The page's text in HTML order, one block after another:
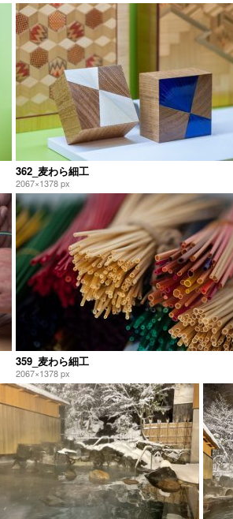
362_麦わら細工
2067×1378 px
359_麦わら細工
2067×1378 px